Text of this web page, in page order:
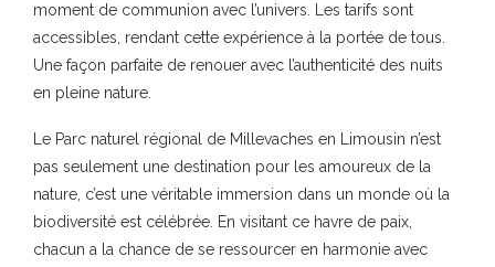
moment de communion avec l’univers. Les tarifs sont
accessibles, rendant cette expérience à la portée de tous.
Une façon parfaite de renouer avec l’authenticité des nuits
en pleine nature.
Le Parc naturel régional de Millevaches en Limousin n’est
pas seulement une destination pour les amoureux de la
nature, c’est une véritable immersion dans un monde où la
biodiversité est célébrée. En visitant ce havre de paix,
chacun a la chance de se ressourcer en harmonie avec